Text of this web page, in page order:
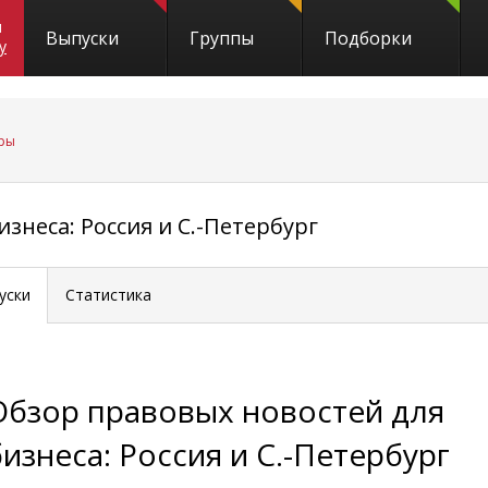
Выпуски Группы Подборки
Россия и С.-Петербург
Статистика
правовых новостей для
Россия и С.-Петербург